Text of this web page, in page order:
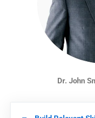
Dr. John